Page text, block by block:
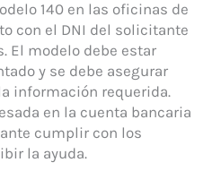
140 en las oficinas de
con el DNI del solicitante
El modelo debe estar
y se debe asegurar
información requerida.
en la cuenta bancaria
cumplir con los
la ayuda.